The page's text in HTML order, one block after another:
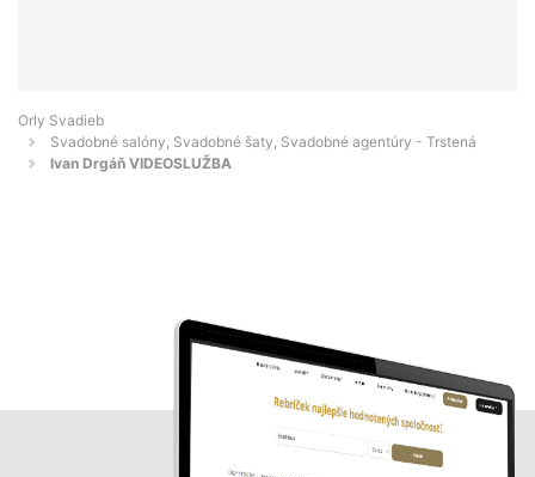
Orly Svadieb
Svadobné salóny, Svadobné šaty, Svadobné agentúry - Trstená
Ivan Drgáň VIDEOSLUŽBA